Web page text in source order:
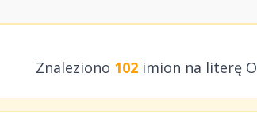
Znaleziono 102imion na literę O